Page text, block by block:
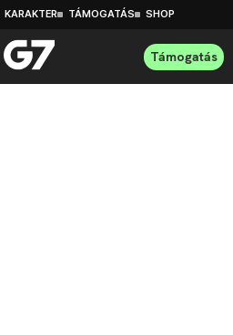
KARAKTER TÁMOGATÁS SHOP
Támogatás